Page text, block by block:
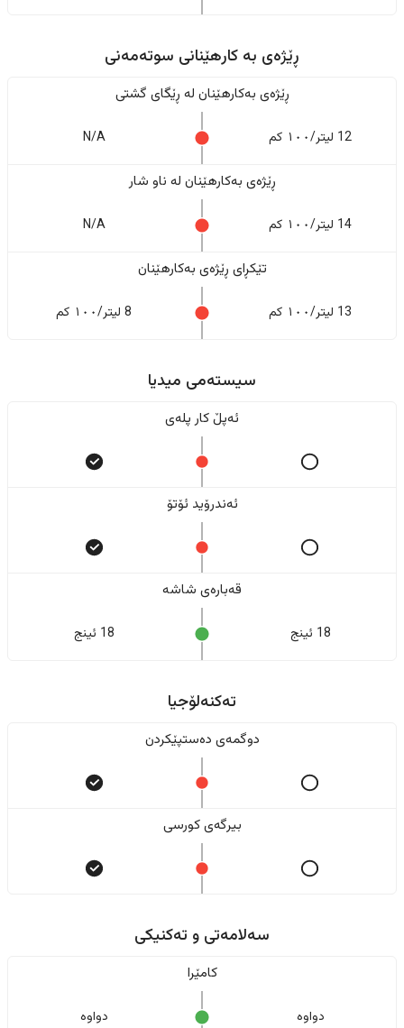
ڕێژەى به کارهێنانی سوتەمەنی
ڕێژەى بەکارهێنان له ڕێگای گشتی
12 لیتر/١٠٠ کم N/A
ڕێژەى بەکارهێنان له ناو شار
14 لیتر/١٠٠ کم N/A
تێکڕای ڕێژەى بەکارهێنان
13 لیتر/١٠٠ کم 8 لیتر/١٠٠ کم
سیستەمی میدیا
ئەپڵ کار پلەی
ئەندرۆید ئۆتۆ
قەبارەی شاشە
18 ئینج 18 ئینج
تەکنەلۆجیا
دوگمەی دەستپێکردن
بیرگەی کورسی
سەلامەتی و تەکنیکی
کامێرا
دواوە دواوە